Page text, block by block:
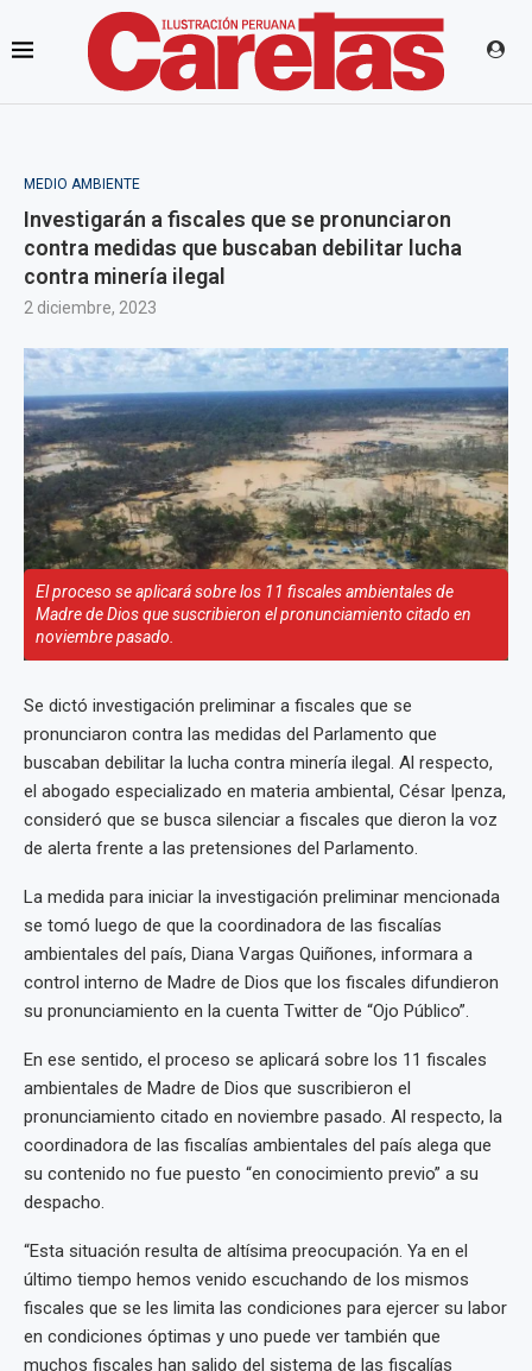
MEDIO AMBIENTE
Investigarán a fiscales que se pronunciaron
contra medidas que buscaban debilitar lucha
contra minería ilegal
2 diciembre, 2023
El proceso se aplicará sobre los 11 fiscales ambientales de
Madre de Dios que suscribieron el pronunciamiento citado en
noviembre pasado.
Se dictó investigación preliminar a fiscales que se
pronunciaron contra las medidas del Parlamento que
buscaban debilitar la lucha contra minería ilegal. Al respecto,
el abogado especializado en materia ambiental, César Ipenza,
consideró que se busca silenciar a fiscales que dieron la voz
de alerta frente a las pretensiones del Parlamento.
La medida para iniciar la investigación preliminar mencionada
se tomó luego de que la coordinadora de las fiscalías
ambientales del país, Diana Vargas Quiñones, informara a
control interno de Madre de Dios que los fiscales difundieron
su pronunciamiento en la cuenta Twitter de “Ojo Público”.
En ese sentido, el proceso se aplicará sobre los 11 fiscales
ambientales de Madre de Dios que suscribieron el
pronunciamiento citado en noviembre pasado. Al respecto, la
coordinadora de las fiscalías ambientales del país alega que
su contenido no fue puesto “en conocimiento previo” a su
despacho.
“Esta situación resulta de altísima preocupación. Ya en el
último tiempo hemos venido escuchando de los mismos
fiscales que se les limita las condiciones para ejercer su labor
en condiciones óptimas y uno puede ver también que
muchos fiscales han salido del sistema de las fiscalías